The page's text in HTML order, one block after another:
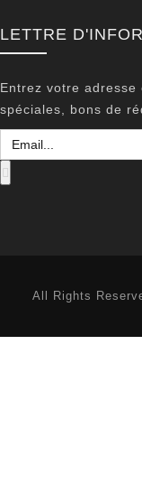
LETTRE
Entrez votre
spéciales, bons de
All Rights